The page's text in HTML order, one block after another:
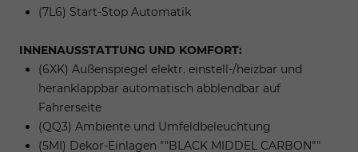
(7L6) Start-Stop Automatik
INNENAUSSTATTUNG UND KOMFORT:
(6XK) Außenspiegel elektr. einstell-/heizbar und
heranklappbar automatisch abblendbar auf
Fahrerseite
(QQ3) Ambiente und Umfeldbeleuchtung
(5MI) Dekor-Einlagen ""BLACK MIDDEL CARBON""